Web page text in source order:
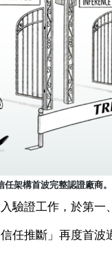
架構首波完整認證廠商。
驗證工作，於第
任推斷」再度首